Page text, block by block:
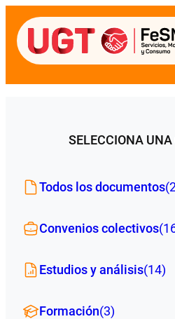
SELECCIONA UNA
Todos los documentos
Convenios colectivos
Estudios y análisis(14)
Formación(3)